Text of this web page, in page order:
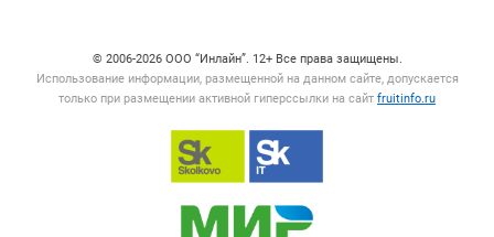
© 2006‑2026 ООО “Инлайн”. 12+ Все права защищены.
Использование информации, размещенной на данном сайте, допускается
только при размещении активной гиперссылки на сайт fruitinfo.ru